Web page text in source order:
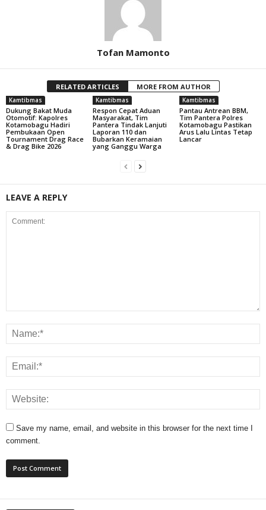
Tofan Mamonto
RELATED ARTICLES MORE FROM AUTHOR
Kamtibmas
Dukung Bakat Muda
Otomotif: Kapolres
Kotamobagu Hadiri
Pembukaan Open
Tournament Drag Race
& Drag Bike 2026
Kamtibmas
Respon Cepat Aduan
Masyarakat, Tim
Pantera Tindak Lanjuti
Laporan 110 dan
Bubarkan Keramaian
yang Ganggu Warga
Kamtibmas
Pantau Antrean BBM,
Tim Pantera Polres
Kotamobagu Pastikan
Arus Lalu Lintas Tetap
Lancar
LEAVE A REPLY
Save my name, email, and website in this browser for the next time I
comment.